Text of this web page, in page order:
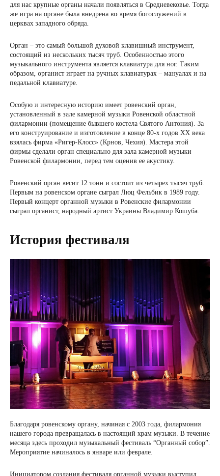
для нас крупные органы начали появляться в Средневековье. Тогда
же игра на органе была внедрена во время богослужений в
церквах западного обряда.
Орган – это самый большой духовой клавишный инструмент,
состоящий из нескольких тысяч труб. Особенностью этого
музыкального инструмента является клавиатура для ног. Таким
образом, органист играет на ручных клавиатурах – мануалах и на
педальной клавиатуре.
Особую и интересную историю имеет ровенский орган,
установленный в зале камерной музыки Ровенской областной
филармонии (помещение бывшего костела Святого Антония). За
его конструирование и изготовление в конце 80-х годов XX века
взялась фирма «Ригер-Клосс» (Крнов, Чехия). Мастера этой
фирмы сделали орган специально для зала камерной музыки
Ровенской филармонии, перед тем оценив ее акустику.
Ровенский орган весит 12 тонн и состоит из четырех тысяч труб.
Первым на ровенском органе сыграл Люц Фельбик в 1989 году.
Первый концерт органной музыки в Ровенские филармонии
сыграл органист, народный артист Украины Владимир Кошуба.
История фестиваля
Благодаря ровенскому органу, начиная с 2003 года, филармония
нашего города превращалась в настоящий храм музыки. В течение
месяца здесь проходил музыкальный фестиваль “Органный собор”.
Мероприятие начиналось в январе или феврале.
Инициатором создания фестиваля органной музыки выступил